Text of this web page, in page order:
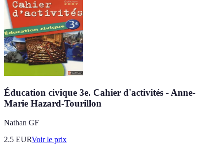
Éducation civique 3e. Cahier d'activités - Anne-
Marie Hazard-Tourillon
Nathan GF
2.5 EURVoir le prix